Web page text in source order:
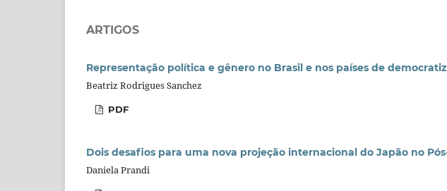
ARTIGOS
Representação política e gênero no Brasil e nos países de
Beatriz Rodrigues Sanchez
PDF
Dois desafios para uma nova projeção internacional do Japão no
Daniela Prandi